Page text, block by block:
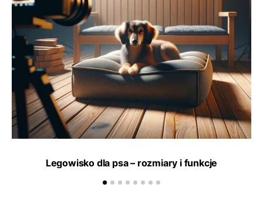
Legowisko dla psa – rozmiary i funkcje